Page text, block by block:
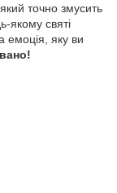
точно змусить
якому святі
емоція, яку ви